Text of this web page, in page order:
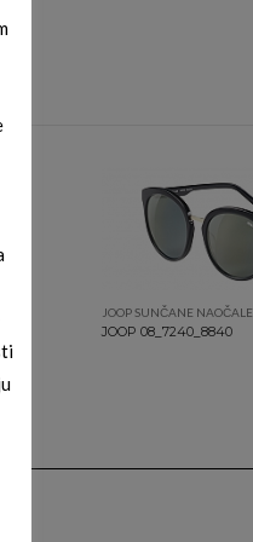
JOOP SUNČANE NAOČALE
JOOP 08_7240_8840